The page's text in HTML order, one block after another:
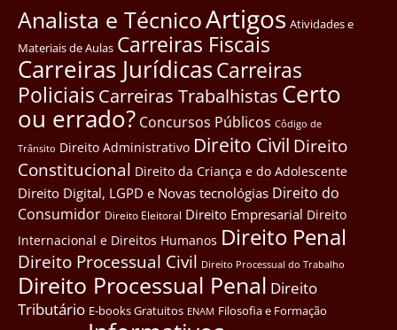
Analista e TécnicoArtigos Atividades e
Materiais de Aulas Carreiras Fiscais
Carreiras JurídicasCarreiras
Policiais Carreiras Trabalhistas Certo
ou errado? Concursos Públicos Côdigo de
Trânsito Direito Administrativo Direito Civil Direito
Constitucional Direito da Criança e do Adolescente
Direito Digital, LGPD e Novas tecnológias Direito do
Consumidor Direito Eleitoral Direito Empresarial Direito
Internacional e Direitos Humanos Direito Penal
Direito Processual Civil Direito Processual do Trabalho
Direito Processual Penal Direito
Tributário E-books Gratuitos ENAM Filosofia e Formação